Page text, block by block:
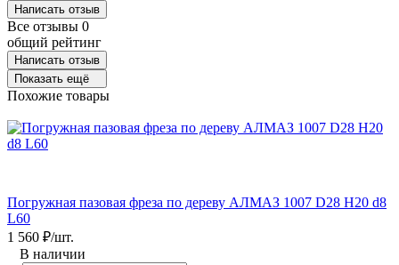
Написать отзыв
Все отзывы 0
общий рейтинг
Написать отзыв
Показать ещё
Похожие товары
Погружная пазовая фреза по дереву АЛМАЗ 1007 D28 H20 d8
L60
1 560 ₽/шт.
В наличии